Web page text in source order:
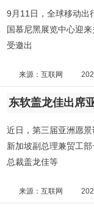
9月11日，全球移动出
国慕尼黑展览中心迎
受邀出
来源：互联网
近日，第三届亚洲愿
新加坡副总理兼贸工
总裁盖龙佳等
来源：互联网